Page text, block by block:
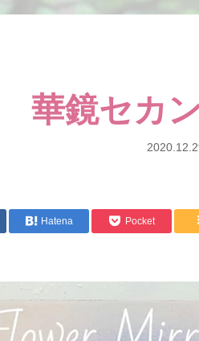
華鏡セカ
Hatena Pocket